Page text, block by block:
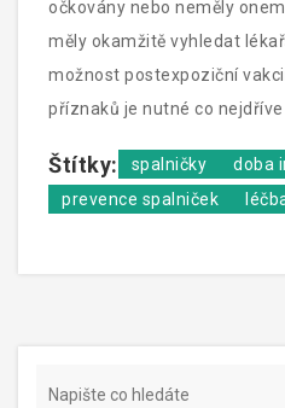
očkovány nebo neměly
měly okamžitě vyhledat
možnost postexpoziční
příznaků je nutné co
Štítky: spalničky
doba
prevence spalniček